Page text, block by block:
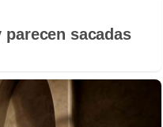
sacadas